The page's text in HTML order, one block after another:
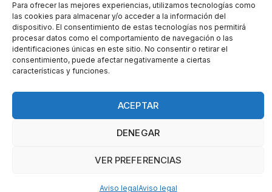
Para ofrecer las mejores experiencias, utilizamos tecnologías como
las cookies para almacenar y/o acceder a la información del
dispositivo. El consentimiento de estas tecnologías nos permitirá
procesar datos como el comportamiento de navegación o las
identificaciones únicas en este sitio. No consentir o retirar el
consentimiento, puede afectar negativamente a ciertas
características y funciones.
ACEPTAR
DENEGAR
VER PREFERENCIAS
Aviso legalAviso legal